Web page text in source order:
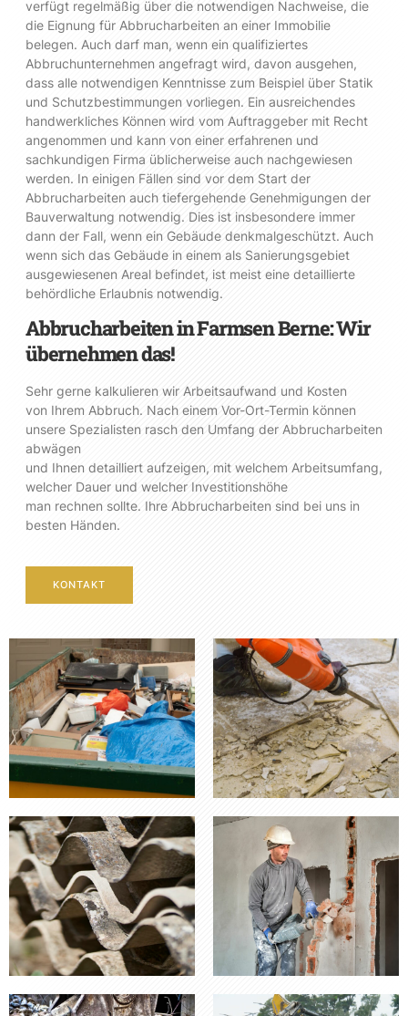
verfügt regelmäßig über die notwendigen Nachweise, die
die Eignung für Abbrucharbeiten an einer Immobilie
belegen. Auch darf man, wenn ein qualifiziertes
Abbruchunternehmen angefragt wird, davon ausgehen,
dass alle notwendigen Kenntnisse zum Beispiel über Statik
und Schutzbestimmungen vorliegen. Ein ausreichendes
handwerkliches Können wird vom Auftraggeber mit Recht
angenommen und kann von einer erfahrenen und
sachkundigen Firma üblicherweise auch nachgewiesen
werden. In einigen Fällen sind vor dem Start der
Abbrucharbeiten auch tiefergehende Genehmigungen der
Bauverwaltung notwendig. Dies ist insbesondere immer
dann der Fall, wenn ein Gebäude denkmalgeschützt. Auch
wenn sich das Gebäude in einem als Sanierungsgebiet
ausgewiesenen Areal befindet, ist meist eine detaillierte
behördliche Erlaubnis notwendig.
Abbrucharbeiten in Farmsen Berne: Wir
übernehmen das!
Sehr gerne kalkulieren wir Arbeitsaufwand und Kosten
von Ihrem Abbruch. Nach einem Vor-Ort-Termin können
unsere Spezialisten rasch den Umfang der Abbrucharbeiten
abwägen
und Ihnen detailliert aufzeigen, mit welchem Arbeitsumfang,
welcher Dauer und welcher Investitionshöhe
man rechnen sollte. Ihre Abbrucharbeiten sind bei uns in
besten Händen.
KONTAKT